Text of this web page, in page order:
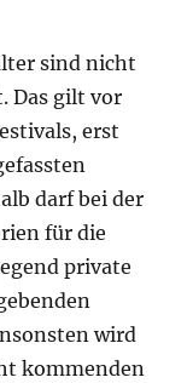
sind nicht
Das gilt vor
erst
darf bei der
für die
private
wird
kommenden